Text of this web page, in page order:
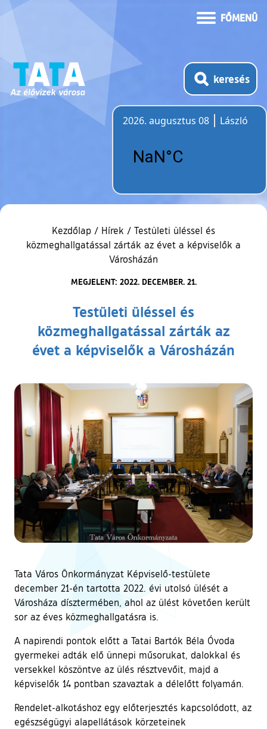
FŐMENÜ
keresés
2026. augusztus 08
László
Kezdőlap / Hírek / Testületi üléssel és
közmeghallgatással zárták az évet a képviselők a
Városházán
MEGJELENT: 2022. DECEMBER. 21.
Testületi üléssel és
közmeghallgatással zárták az
évet a képviselők a Városházán
Tata Város Önkormányzat Képviselő-testülete
december 21-én tartotta 2022. évi utolsó ülését a
Városháza dísztermében, ahol az ülést követően került
sor az éves közmeghallgatásra is.
A napirendi pontok előtt a Tatai Bartók Béla Óvoda
gyermekei adták elő ünnepi műsorukat, dalokkal és
versekkel köszöntve az ülés résztvevőit, majd a
képviselők 14 pontban szavaztak a délelőtt folyamán.
Rendelet-alkotáshoz egy előterjesztés kapcsolódott, az
egészségügyi alapellátások körzeteinek